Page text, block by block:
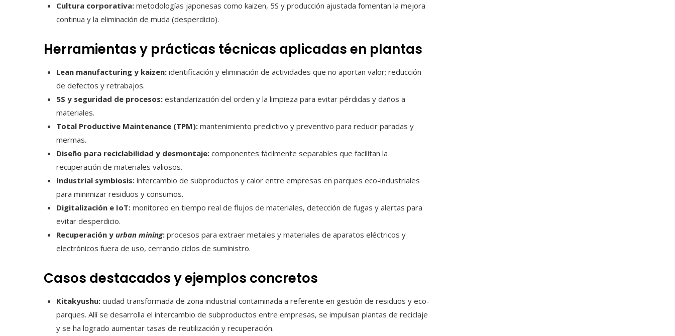
Cultura corporativa: metodologías japonesas como kaizen, 5S y producción ajustada fomentan la mejora
continua y la eliminación de muda (desperdicio).
Herramientas y prácticas técnicas aplicadas en plantas
Lean manufacturing y kaizen: identificación y eliminación de actividades que no aportan valor; reducción
de defectos y retrabajos.
5S y seguridad de procesos: estandarización del orden y la limpieza para evitar pérdidas y daños a
materiales.
Total Productive Maintenance (TPM): mantenimiento predictivo y preventivo para reducir paradas y
mermas.
Diseño para reciclabilidad y desmontaje: componentes fácilmente separables que facilitan la
recuperación de materiales valiosos.
Industrial symbiosis: intercambio de subproductos y calor entre empresas en parques eco-industriales
para minimizar residuos y consumos.
Digitalización e IoT: monitoreo en tiempo real de flujos de materiales, detección de fugas y alertas para
evitar desperdicio.
Recuperación y urban mining: procesos para extraer metales y materiales de aparatos eléctricos y
electrónicos fuera de uso, cerrando ciclos de suministro.
Casos destacados y ejemplos concretos
Kitakyushu: ciudad transformada de zona industrial contaminada a referente en gestión de residuos y eco-
parques. Allí se desarrolla el intercambio de subproductos entre empresas, se impulsan plantas de reciclaje
y se ha logrado aumentar tasas de reutilización y recuperación.